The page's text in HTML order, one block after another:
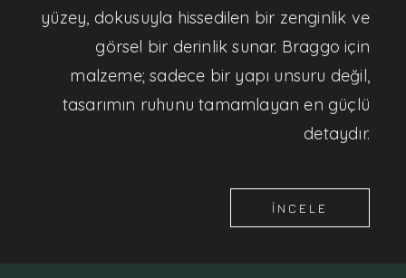
yüzey, dokusuyla hissedilen bir zenginlik ve
görsel bir derinlik sunar. Braggo için
malzeme; sadece bir yapı unsuru değil,
tasarımın ruhunu tamamlayan en güçlü
detaydır.
İNCELE